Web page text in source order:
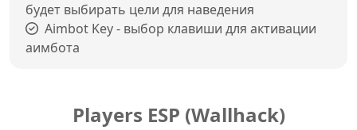
будет выбирать цели для наведения
Aimbot Key - выбор клавиши для активации
аимбота
Players ESP (Wallhack)